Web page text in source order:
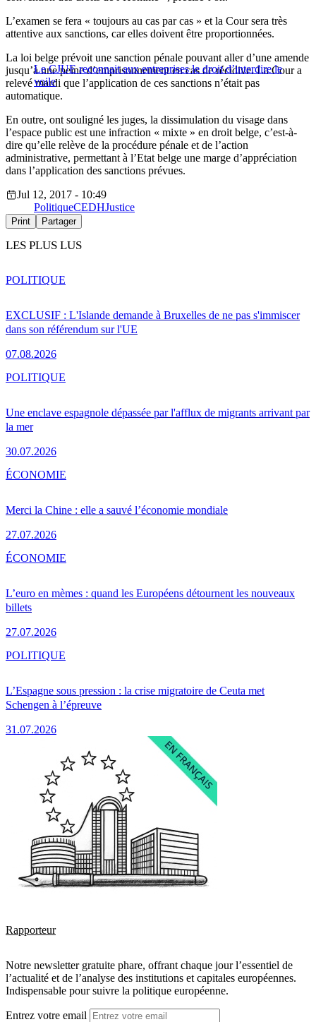
L’examen se fera « toujours au cas par cas » et la Cour sera très
attentive aux sanctions, car elles doivent être proportionnées.
Le CJUE reconnait aux entreprises le droit d’interdire le
voile
La loi belge prévoit une sanction pénale pouvant aller d’une amende
jusqu’à une peine d’emprisonnement en cas de récidive. La Cour a
relevé mardi que l’application de ces sanctions n’était pas
automatique.
En outre, ont souligné les juges, la dissimulation du visage dans
l’espace public est une infraction « mixte » en droit belge, c’est-à-
dire qu’elle relève de la procédure pénale et de l’action
administrative, permettant à l’Etat belge une marge d’appréciation
dans l’application des sanctions prévues.
Jul 12, 2017 - 10:49
PolitiqueCEDHJustice
Print Partager
LES PLUS LUS
EXCLUSIF : L'Islande demande à Bruxelles de ne pas s'immiscer
dans son référendum sur l'UE
07.08.2026
POLITIQUE
Une enclave espagnole dépassée par l'afflux de migrants arrivant par
la mer
30.07.2026
POLITIQUE
Merci la Chine : elle a sauvé l’économie mondiale
27.07.2026
ÉCONOMIE
L’euro en mèmes : quand les Européens détournent les nouveaux
billets
27.07.2026
ÉCONOMIE
L’Espagne sous pression : la crise migratoire de Ceuta met
Schengen à l’épreuve
31.07.2026
POLITIQUE
Rapporteur
Notre newsletter gratuite phare, offrant chaque jour l’essentiel de
l’actualité et de l’analyse des institutions et capitales européennes.
Indispensable pour suivre la politique européenne.
Entrez votre email